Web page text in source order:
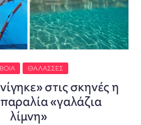
ΘΆΛΑΣΣΕΣ
στις σκηνές η
«γαλάζια
λίμνη»